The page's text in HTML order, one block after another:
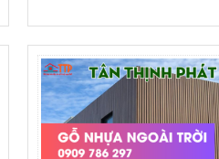
phổ biến. Để đảm bảo cả
lẫn tính thẩm mỹ, nhiều gia
nay ưu tiên lựa chọn các loại
lực thay cho phương án
Công ty Tân Thịnh Phát
cấp các dòng sàn chịu lực
cao, phù hợp cho các công
lửng, gác xép.